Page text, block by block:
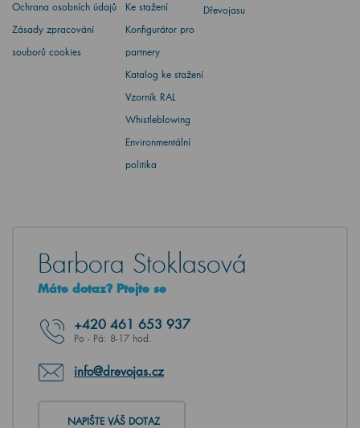
Ochrana osobních údajů
Zásady zpracování
souborů cookies
Ke stažení
Konfigurátor pro
partnery
Katalog ke stažení
Vzorník RAL
Whistleblowing
Environmentální
politika
Dřevojasu
Barbora Stoklasová
Máte dotaz? Ptejte se
+420 461 653 937
Po - Pá: 8-17 hod.
info@drevojas.cz
NAPIŠTE VÁŠ DOTAZ